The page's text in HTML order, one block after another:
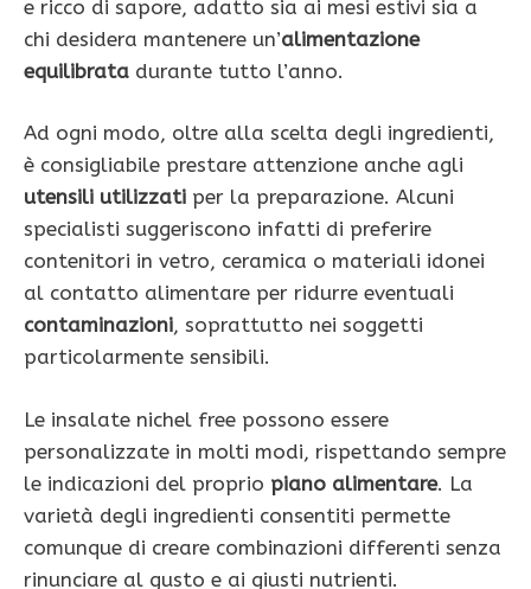
e ricco di sapore, adatto sia ai mesi estivi sia a
chi desidera mantenere un’alimentazione
equilibrata durante tutto l’anno.
Ad ogni modo, oltre alla scelta degli ingredienti,
è consigliabile prestare attenzione anche agli
utensili utilizzati per la preparazione. Alcuni
specialisti suggeriscono infatti di preferire
contenitori in vetro, ceramica o materiali idonei
al contatto alimentare per ridurre eventuali
contaminazioni, soprattutto nei soggetti
particolarmente sensibili.
Le insalate nichel free possono essere
personalizzate in molti modi, rispettando sempre
le indicazioni del proprio piano alimentare. La
varietà degli ingredienti consentiti permette
comunque di creare combinazioni differenti senza
rinunciare al gusto e ai giusti nutrienti.